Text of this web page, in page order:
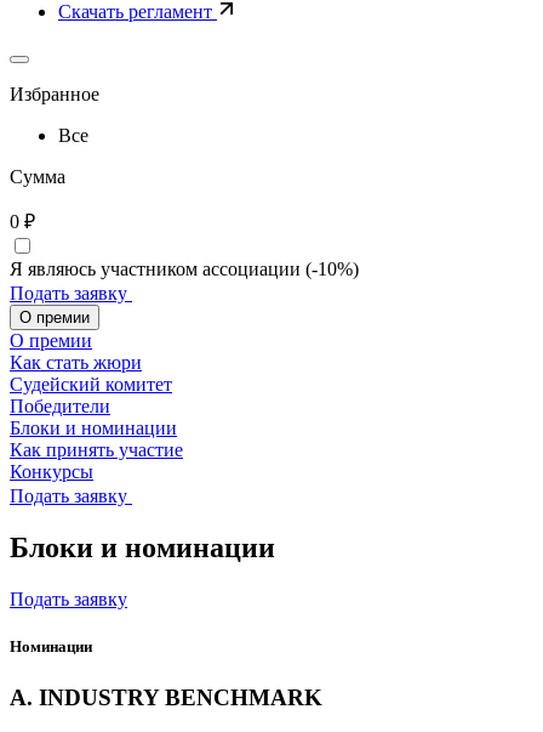
Скачать регламент
Избранное
Все
Сумма
0 ₽
Я являюсь участником ассоциации (-10%)
Подать заявку
О премии
О премии
Как стать жюри
Судейский комитет
Победители
Блоки и номинации
Как принять участие
Конкурсы
Подать заявку
Блоки и номинации
Подать заявку
Номинации
A. INDUSTRY BENCHMARK